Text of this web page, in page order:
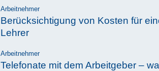
Arbeitnehmer
Berücksichtigung von Kosten für
Lehrer
Arbeitnehmer
Telefonate mit dem Arbeitgeber –